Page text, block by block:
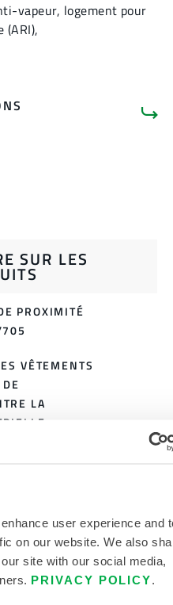
user experience and
on our website. We also
site with our social media,
PRIVACY POLICY
vapeur, logement pour
SUR LES
PROXIMITÉ
VÊTEMENTS
LA